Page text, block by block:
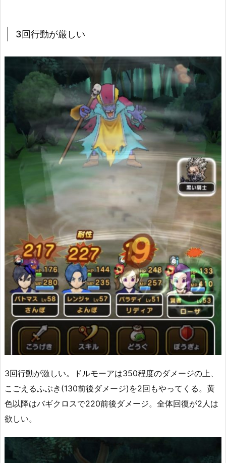
3回行動が厳しい
3回行動が激しい。ドルモーアは350程度のダメージの上、
こごえるふぶき(130前後ダメージ)を2回もやってくる。黄
色以降はバギクロスで220前後ダメージ。全体回復が2人は
欲しい。